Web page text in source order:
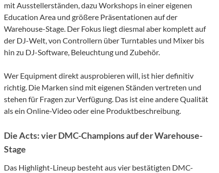
mit Ausstellerständen, dazu Workshops in einer eigenen
Education Area und größere Präsentationen auf der
Warehouse-Stage. Der Fokus liegt diesmal aber komplett auf
der DJ-Welt, von Controllern über Turntables und Mixer bis
hin zu DJ-Software, Beleuchtung und Zubehör.
Wer Equipment direkt ausprobieren will, ist hier definitiv
richtig. Die Marken sind mit eigenen Ständen vertreten und
stehen für Fragen zur Verfügung. Das ist eine andere Qualität
als ein Online-Video oder eine Produktbeschreibung.
Die Acts: vier DMC-Champions auf der Warehouse-
Stage
Das Highlight-Lineup besteht aus vier bestätigten DMC-